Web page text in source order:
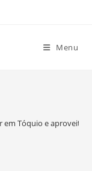
Menu
em Tóquio e